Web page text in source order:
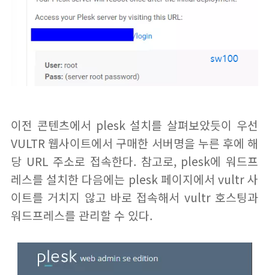
이전 콘텐츠에서 plesk 설치를 살펴보았듯이 우선
VULTR 웹사이트에서 구매한 서버명을 누른 후에 해
당 URL 주소로 접속한다. 참고로, plesk에 워드프
레스를 설치한 다음에는 plesk 페이지에서 vultr 사
이트를 거치지 않고 바로 접속해서 vultr 호스팅과
워드프레스를 관리할 수 있다.